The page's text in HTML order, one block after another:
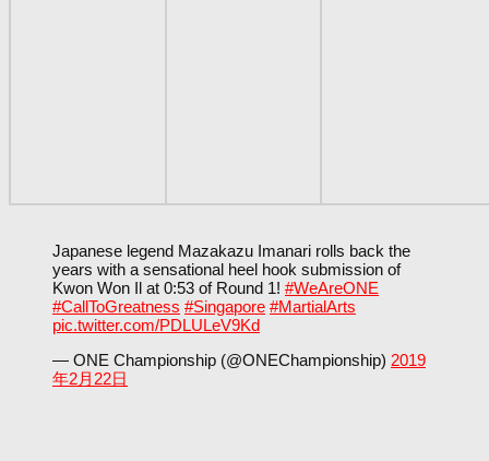
Japanese legend Mazakazu Imanari rolls back the
years with a sensational heel hook submission of
Kwon Won Il at 0:53 of Round 1! #WeAreONE
#CallToGreatness #Singapore #MartialArts
pic.twitter.com/PDLULeV9Kd
— ONE Championship (@ONEChampionship) 2019
年2月22日